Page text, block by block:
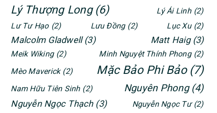
Lý Thượng Long (6) Lý Ái Linh (2)
Lư Tư Hạo (2) Lưu Đồng (2) Lục Xu (2)
Malcolm Gladwell (3) Matt Haig (3)
Meik Wiking (2) Minh Nguyệt Thính Phong (2)
Mèo Maverick (2) Mặc Bảo Phi Bảo (7)
Nam Hữu Tiên Sinh (2) Nguyên Phong (4)
Nguyễn Ngọc Thạch (3) Nguyễn Ngọc Tư (2)